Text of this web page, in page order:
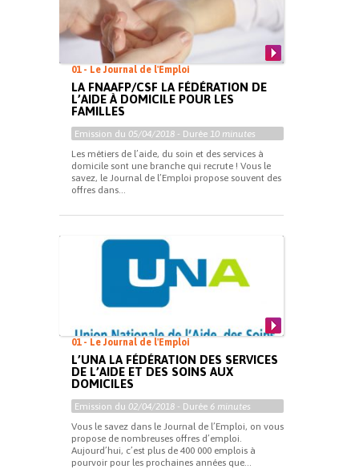
01 - Le Journal de l'Emploi
LA FNAAFP/CSF LA FÉDÉRATION DE
L’AIDE À DOMICILE POUR LES
FAMILLES
Emission du 05/04/2018 - Durée 10 minutes
Les métiers de l’aide, du soin et des services à
domicile sont une branche qui recrute ! Vous le
savez, le Journal de l’Emploi propose souvent des
offres dans...
01 - Le Journal de l'Emploi
L’UNA LA FÉDÉRATION DES SERVICES
DE L’AIDE ET DES SOINS AUX
DOMICILES
Emission du 02/04/2018 - Durée 6 minutes
Vous le savez dans le Journal de l’Emploi, on vous
propose de nombreuses offres d’emploi.
Aujourd’hui, c’est plus de 400 000 emplois à
pourvoir pour les prochaines années que...